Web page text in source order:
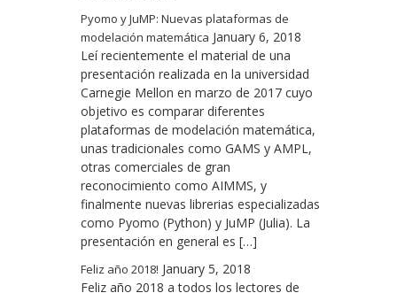
Pyomo y JuMP: Nuevas plataformas de
modelación matemática January 6, 2018
Leí recientemente el material de una
presentación realizada en la universidad
Carnegie Mellon en marzo de 2017 cuyo
objetivo es comparar diferentes
plataformas de modelación matemática,
unas tradicionales como GAMS y AMPL,
otras comerciales de gran
reconocimiento como AIMMS, y
finalmente nuevas librerias especializadas
como Pyomo (Python) y JuMP (Julia). La
presentación en general es […]
Feliz año 2018! January 5, 2018
Feliz año 2018 a todos los lectores de